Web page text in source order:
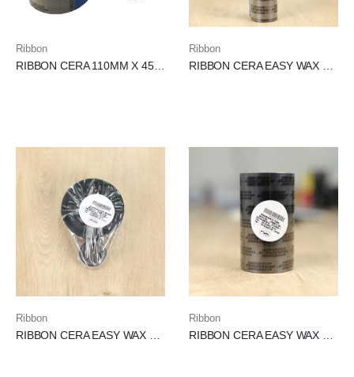
Ribbon
RIBBON CERA 110MM X 450METROS – (CAIXA C/ 24 UN) – PREÇO SOB CONSULTA.
Ribbon
Ribbon Ribbon